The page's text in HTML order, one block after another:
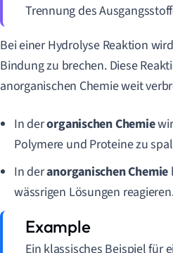
Trennung des
Bei einer Hydrolyse Reaktion
Bindung zu brechen. Diese
anorganischen Chemie weit
In derorganischen Chemie
Polymere und Proteine zu
In deranorganischen Chemie
wässrigen Lösungen
Ein klassisches Beispiel für